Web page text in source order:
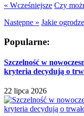
« Wcześniejsze Czy
Następne » Jakie
Popularne:
Szczelność w
kryteria decydują o
22 lipca 2026